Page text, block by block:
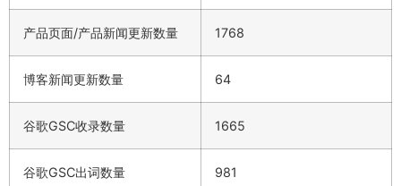
产品页面/产品新闻更新数量 1768
博客新闻更新数量 64
谷歌GSC收录数量 1665
谷歌GSC出词数量 981